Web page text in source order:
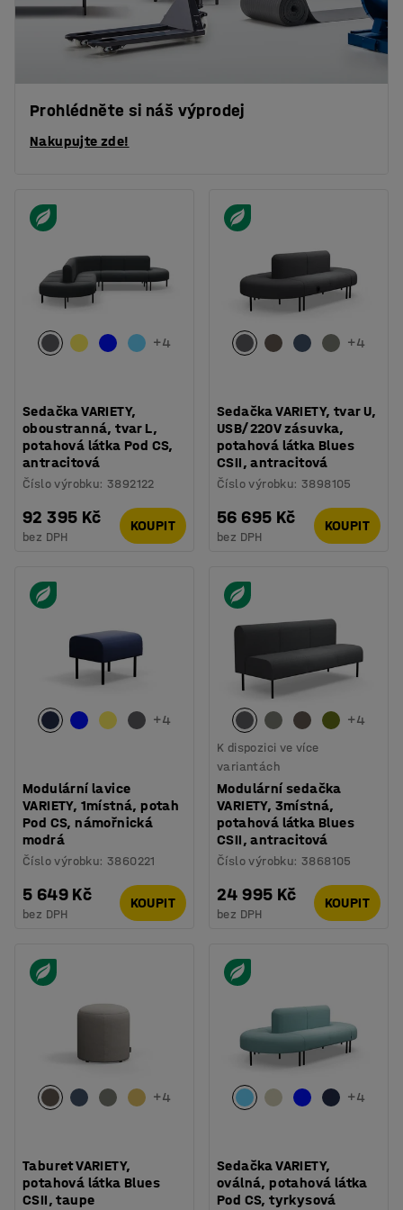
Prohlédněte si náš výprodej
Nakupujte zde!
+4
Sedačka VARIETY,
oboustranná, tvar L,
potahová látka Pod CS,
antracitová
Číslo výrobku:3892122
92 395 Kč
bez DPH
KOUPIT
+4
Sedačka VARIETY, tvar U,
USB/220V zásuvka,
potahová látka Blues
CSII, antracitová
Číslo výrobku:3898105
56 695 Kč
bez DPH
KOUPIT
+4
Modulární lavice
VARIETY, 1místná, potah
Pod CS, námořnická
modrá
Číslo výrobku:3860221
5 649 Kč
bez DPH
KOUPIT
+4
K dispozici ve více
variantách
Modulární sedačka
VARIETY, 3místná,
potahová látka Blues
CSII, antracitová
Číslo výrobku:3868105
24 995 Kč
bez DPH
KOUPIT
+4
Taburet VARIETY,
potahová látka Blues
CSII, taupe
+4
Sedačka VARIETY,
oválná, potahová látka
Pod CS, tyrkysová